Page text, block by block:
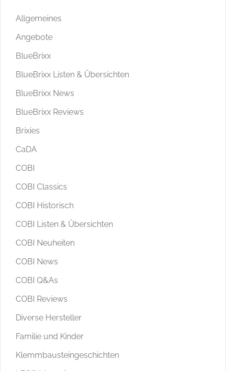
Allgemeines
Angebote
BlueBrixx
BlueBrixx Listen & Übersichten
BlueBrixx News
BlueBrixx Reviews
Brixies
CaDA
COBI
COBI Classics
COBI Historisch
COBI Listen & Übersichten
COBI Neuheiten
COBI News
COBI Q&As
COBI Reviews
Diverse Hersteller
Familie und Kinder
Klemmbausteingeschichten